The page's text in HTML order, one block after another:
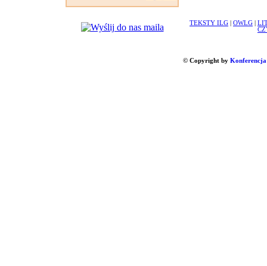
TEKSTY ILG OWLG
© Copyright by Konferencja